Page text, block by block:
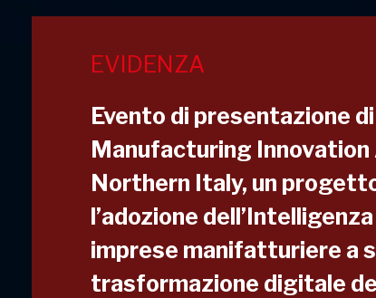
EVIDENZA
Evento di presentazione
Manufacturing Innovation
Northern Italy, un
l’adozione
imprese manifatturiere a
trasformazione digitale
leggi tutto
leggi tutto
leggi tutto
leggi tutto
leggi tutto
leggi tutto
leggi tutto